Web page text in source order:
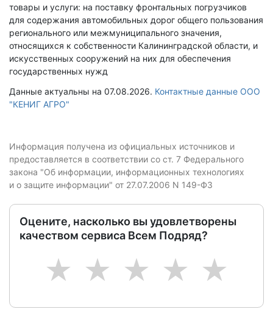
товары и услуги: на поставку фронтальных погрузчиков
для содержания автомобильных дорог общего пользования
регионального или межмуниципального значения,
относящихся к собственности Калининградской области, и
искусственных сооружений на них для обеспечения
государственных нужд
Данные актуальны на 07.08.2026. Контактные данные ООО
"КЕНИГ АГРО"
Информация получена из официальных источников и
предоставляется в соответствии со ст. 7 Федерального
закона "Об информации, информационных технологиях
и о защите информации" от 27.07.2006 N 149-ФЗ
Оцените, насколько вы удовлетворены
качеством сервиса Всем Подряд?
5
4
3
2
1